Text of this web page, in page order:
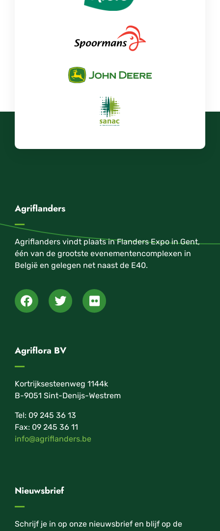
Agriflanders
Agriflanders vindt plaats in Flanders Expo in Gent,
één van de grootste evenementencomplexen in
België en gelegen net naast de E40.
Agriflora BV
Kortrijksesteenweg 1144k
B-9051 Sint-Denijs-Westrem
Tel: 09 245 36 13
Fax: 09 245 36 11
info@agriflanders.be
Nieuwsbrief
Schrijf je in op onze nieuwsbrief en blijf op de